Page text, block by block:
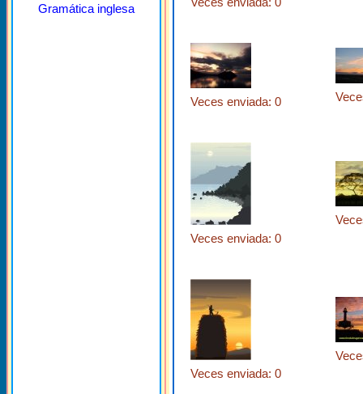
Gramática inglesa
Veces enviada: 0
Veces enviada: 0
Veces enviada: 0